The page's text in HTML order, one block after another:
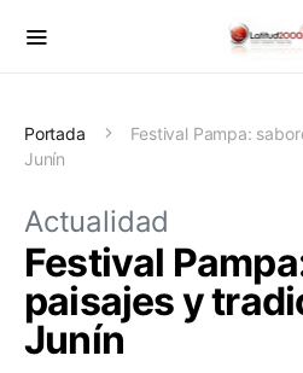
Portada
Festival Pampa:
Junín
Actualidad
Festival
paisajes y
Junín